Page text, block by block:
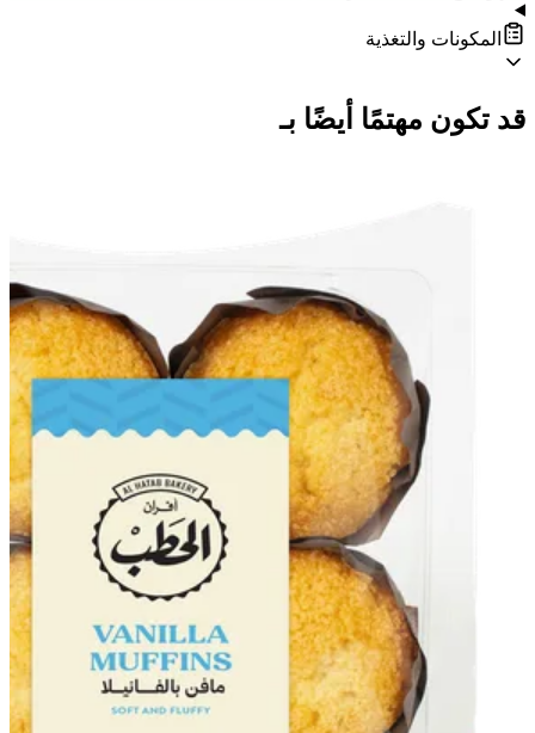
المكونات والتغذية
قد تكون مهتمًا أيضًا بـ